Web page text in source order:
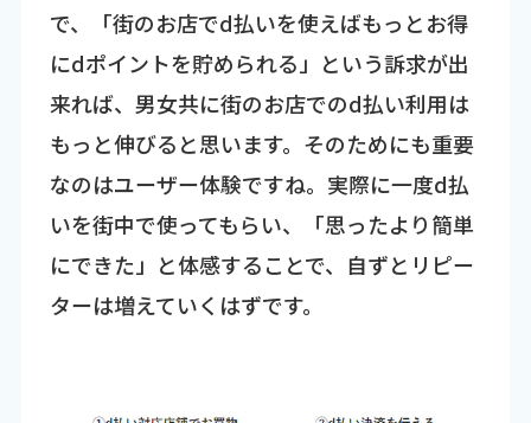
で、「街のお店でd払いを使えばもっとお得
にdポイントを貯められる」という訴求が出
来れば、男女共に街のお店でのd払い利用は
もっと伸びると思います。そのためにも重要
なのはユーザー体験ですね。実際に一度d払
いを街中で使ってもらい、「思ったより簡単
にできた」と体感することで、自ずとリピー
ターは増えていくはずです。